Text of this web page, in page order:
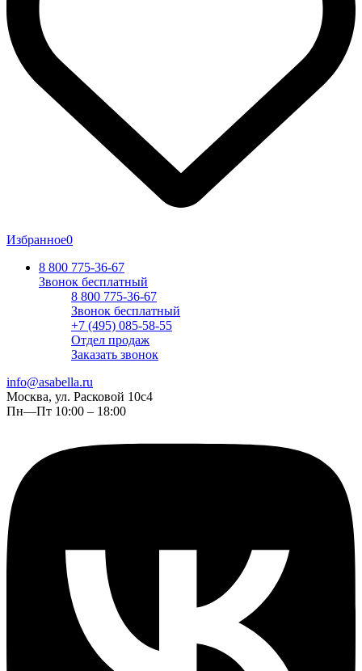
Избранное0
8 800 775-36-67
Звонок бесплатный
8 800 775-36-67
Звонок бесплатный
+7 (495) 085-58-55
Отдел продаж
Заказать звонок
info@asabella.ru
Москва, ул. Расковой 10с4
Пн—Пт 10:00 – 18:00